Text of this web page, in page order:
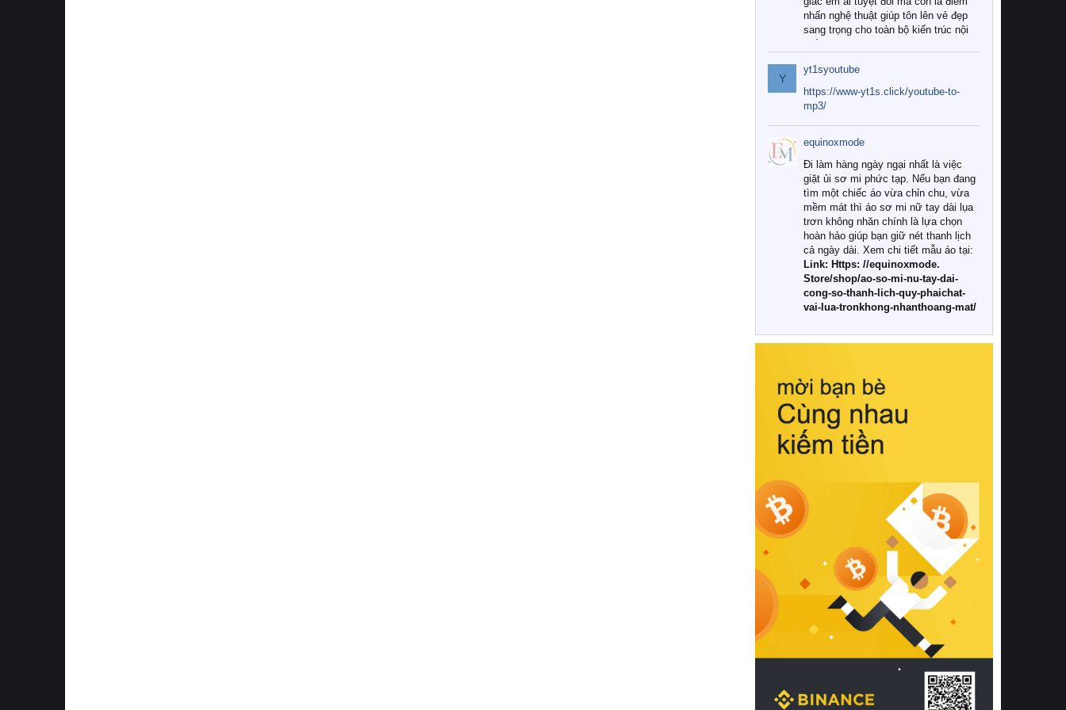
nhấn nghệ thuật giúp tôn lên vẻ đẹp
sang trọng cho toàn bộ kiến trúc nội
Tuy nhiên, giữa thị trường đa dạng
với vô vàn thương hiệu và mẫu mã
như hiện nay, làm thế nào để chọn
được những bộ chăn ga gối đệm cao
cấp thực sự chất lượng, phù hợp với
khí hậu và nhu cầu sử dụng của gia
đình? Hãy cùng chúng tôi đi tìm lời
giải đáp chi tiết qua bài viết dưới đây.
1. Tại sao các gia đình hiện đại lại ưa
chuộng chăn ga gối đệm cao cấp?
Khác với các dòng sản phẩm thông
thường, những bộ chăn ga gối đệm
cao cấp trải qua quy trình sản xuất
nghiêm ngặt từ khâu chọn lọc nguyên
liệu tự nhiên đến công nghệ dệt
nhuộm hiện đại không chứa hóa chất
này, bạn sẽ cảm nhận rõ rệt sự khác
hồi chuẩn xác của phần đệm nâng đỡ
cột sống.
Bên cạnh đó, việc lựa chọn các dòng
sản phẩm đạt chuẩn chất lượng quốc
tế còn giúp ngăn ngừa tình trạng kích
khuẩn và nấm mốc trong điều kiện
thời tiết nóng ẩm. Bạn có thể tìm hiểu
thêm các nghiên cứu khoa học về tác
động của giấc ngủ và môi trường
phòng ngủ đối với sức khỏe con
người tại Sleep Foundation (External
Link) để có cái nhìn toàn diện hơn.
2. Các tiêu chí vàng khi lựa chọn
chăn ga gối đệm cao cấp cho phòng
ngủ
Để sở hữu một bộ chăn ga gối đệm
cao cấp hoàn hảo cả về thẩm mỹ lẫn
công năng, người tiêu dùng cần cân
nhắc kỹ lưỡng các tiêu chí quan trọng
Y
yt1syoutube
https://www-yt1s.click/youtube-to-
mp3/
equinoxmode
Đi làm hàng ngày ngại nhất là việc
giặt ủi sơ mi phức tạp. Nếu bạn đang
tìm một chiếc áo vừa chỉn chu, vừa
mềm mát thì áo sơ mi nữ tay dài lụa
trơn không nhăn chính là lựa chọn
hoàn hảo giúp bạn giữ nét thanh lịch
cả ngày dài. Xem chi tiết mẫu áo tại:
Link: Https: //equinoxmode.
Store/shop/ao-so-mi-nu-tay-dai-
cong-so-thanh-lich-quy-phaichat-
vai-lua-tronkhong-nhanthoang-mat/